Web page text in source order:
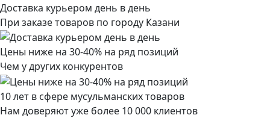
Доставка курьером день в день
При заказе товаров по городу Казани
Цены ниже на 30-40% на ряд позиций
Чем у других конкурентов
10 лет в сфере мусульманских товаров
Нам доверяют уже более 10 000 клиентов